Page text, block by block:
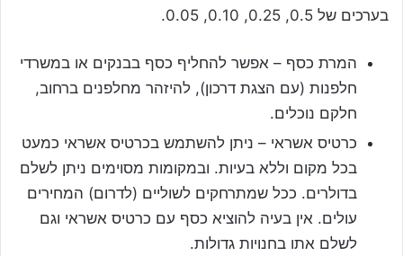
בערכים של 0.5, 0.25, 0.10, 0.05.
המרת כסף – אפשר להחליף כסף בבנקים או במשרדי
חלפנות (עם הצגת דרכון), להיזהר מחלפנים ברחוב,
חלקם נוכלים.
כרטיס אשראי – ניתן להשתמש בכרטיס אשראי כמעט
בכל מקום וללא בעיות. ובמקומות מסוימים ניתן לשלם
בדולרים. ככל שמתרחקים לשוליים (לדרום) המחירים
עולים. אין בעיה להוציא כסף עם כרטיס אשראי וגם
לשלם אתו בחנויות גדולות.